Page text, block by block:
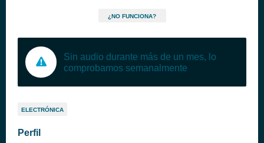
¿NO FUNCIONA?
Sin audio durante más de un mes, lo
comprobamos semanalmente
ELECTRÓNICA
Perfil